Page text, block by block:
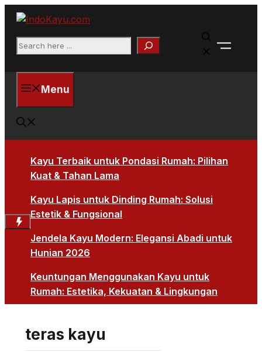
Skip
content
Search
X
Menu
Kayu Terbaik untuk Pondasi Rumah: Pilihan
Kuat & Tahan Lama
Kayu Lapis untuk Dinding Rumah: Solusi
Estetik & Fungsional
Jendela Kayu Modern: Elegansi Abadi untuk
Hunian 2026
Keuntungan Menggunakan Kayu untuk
Rumah: Estetika, Kekuatan & Lingkungan
teras kayu